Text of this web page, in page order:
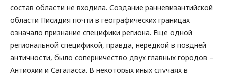
состав области не входила. Создание ранневизантийской
области Писидия почти в географических границах
означало признание специфики региона. Еще одной
региональной спецификой, правда, нередкой в поздней
античности, было соперничество двух главных городов –
Антиохии и Сагаласса. В некоторых иных случаях в